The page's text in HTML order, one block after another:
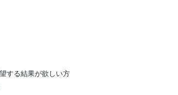
する結果が欲しい方